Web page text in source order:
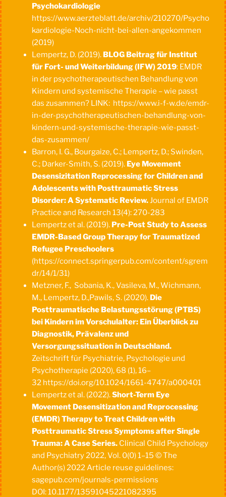
Psychokardiologie
https://www.aerzteblatt.de/archiv/210270/Psycho
kardiologie-Noch-nicht-bei-allen-angekommen
(2019)
Lempertz, D. (2019). BLOG Beitrag für Institut
für Fort- und Weiterbildung (IFW) 2019: EMDR
in der psychotherapeutischen Behandlung von
Kindern und systemische Therapie – wie passt
das zusammen? LINK: https://www.i-f-w.de/emdr-
in-der-psychotherapeutischen-behandlung-von-
kindern-und-systemische-therapie-wie-passt-
das-zusammen/
Barron, I. G., Bourgaize, C.; Lempertz, D.; Swinden,
C.; Darker-Smith, S. (2019). Eye Movement
Desensizitation Reprocessing for Children and
Adolescents with Posttraumatic Stress
Disorder: A Systematic Review.Journal of EMDR
Practice and Research 13(4): 270-283
Lempertz et al. (2019). Pre-Post Study to Assess
EMDR-Based Group Therapy for Traumatized
Refugee Preschoolers
(https://connect.springerpub.com/content/sgrem
dr/14/1/31)
Metzner, F., Sobania, K., Vasileva, M., Wichmann,
M., Lempertz, D.,Pawils, S. (2020). Die
Posttraumatische Belastungsstörung (PTBS)
bei Kindernim Vorschulalter: Ein Überblick zu
Diagnostik, Prävalenz und
Versorgungssituation in Deutschland.
Zeitschrift für Psychiatrie, Psychologie und
Psychotherapie (2020), 68 (1), 16–
32 https://doi.org/10.1024/1661-4747/a000401
Lempertz et al. (2022).Short-Term Eye
Movement Desensitization and Reprocessing
(EMDR) Therapy to Treat Children with
Posttraumatic Stress Symptoms after Single
Trauma: A Case Series. Clinical Child Psychology
and Psychiatry 2022, Vol. 0(0) 1–15 © The
Author(s) 2022 Article reuse guidelines:
sagepub.com/journals-permissions
DOI: 10.1177/13591045221082395